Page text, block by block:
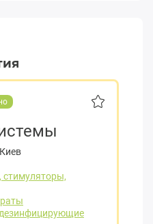
Киев
стимуляторы,